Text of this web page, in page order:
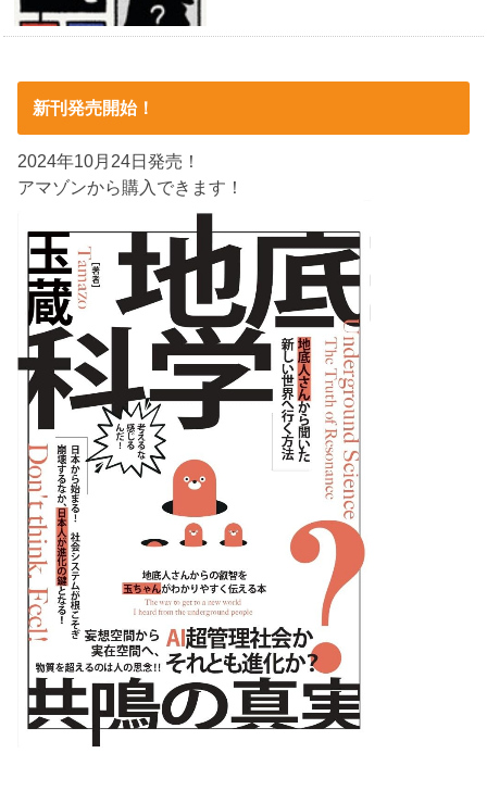
新刊発売開始！
2024年10月24日発売！
アマゾンから購入できます！